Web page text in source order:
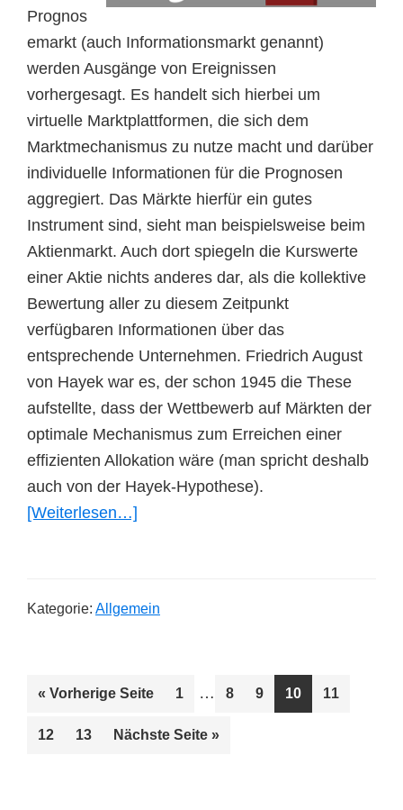
Prognos
emarkt (auch Informationsmarkt genannt)
werden Ausgänge von Ereignissen
vorhergesagt. Es handelt sich hierbei um
virtuelle Marktplattformen, die sich dem
Marktmechanismus zu nutze macht und darüber
individuelle Informationen für die Prognosen
aggregiert. Das Märkte hierfür ein gutes
Instrument sind, sieht man beispielsweise beim
Aktienmarkt. Auch dort spiegeln die Kurswerte
einer Aktie nichts anderes dar, als die kollektive
Bewertung aller zu diesem Zeitpunkt
verfügbaren Informationen über das
entsprechende Unternehmen. Friedrich August
von Hayek war es, der schon 1945 die These
aufstellte, dass der Wettbewerb auf Märkten der
optimale Mechanismus zum Erreichen einer
effizienten Allokation wäre (man spricht deshalb
auch von der Hayek-Hypothese).
[Weiterlesen…]
Kategorie: Allgemein
« Vorherige Seiteaufrufen
Seite
1
Weggelassene
Zwischenseiten
… Seite
8 Seite
9 Seite
10 Seite
11
Seite
12 Seite
13 Nächste Seite aufrufen
»